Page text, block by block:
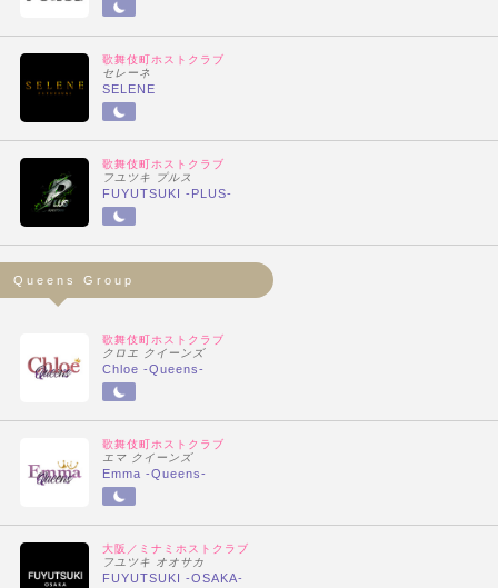
歌舞伎町ホストクラブ
セレーネ
SELENE
歌舞伎町ホストクラブ
フユツキ プルス
FUYUTSUKI -PLUS-
Queens Group
歌舞伎町ホストクラブ
クロエ クイーンズ
Chloe -Queens-
歌舞伎町ホストクラブ
エマ クイーンズ
Emma -Queens-
大阪／ミナミホストクラブ
フユツキ オオサカ
FUYUTSUKI -OSAKA-